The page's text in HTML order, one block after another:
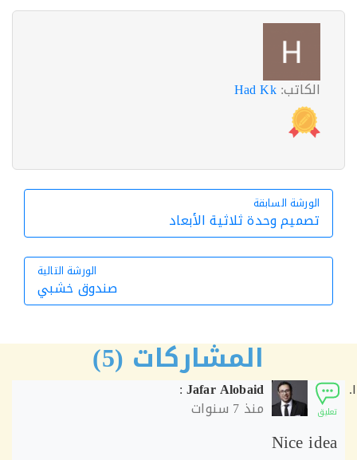
الكاتب:Had Kk
الورشة السابقة
الورشة السابقة
تصميم وحدة ثلاثية الأبعاد
الورشة التالية
الورشة
صندوق خشبي
المشاركات (5)
Jafar Alobaid
:
منذ7 سنوات
Nice